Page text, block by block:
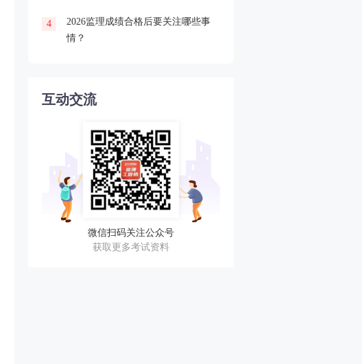
4
2026监理成绩合格后要关注哪些事
情？
互动交流
微信扫码关注公众号
获取更多考试资料